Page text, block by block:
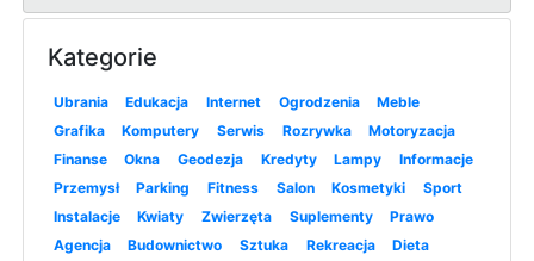
Kategorie
Ubrania Edukacja Internet Ogrodzenia
Meble
Grafika
Komputery Serwis Rozrywka
Motoryzacja
Finanse
Okna Geodezja Kredyty Lampy
Informacje
Przemysł
Parking Fitness Salon Kosmetyki
Sport
Instalacje
Kwiaty Zwierzęta Suplementy
Prawo
Agencja
Budownictwo Sztuka Rekreacja
Dieta